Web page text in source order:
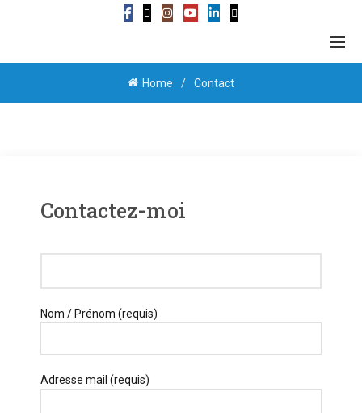
Home Contact
Contactez-moi
Nom / Prénom (requis)
Adresse mail (requis)